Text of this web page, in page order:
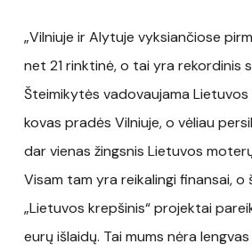
„Vilniuje ir Alytuje vyksiančiose
net 21 rinktinė, o tai yra rekordinis
Šteimikytės vadovaujama
kovas pradės Vilniuje, o vėliau
dar vienas žingsnis Lietuvos
Visam tam yra reikalingi finansai,
„Lietuvos krepšinis“ projektai
eurų išlaidų. Tai mums nėra